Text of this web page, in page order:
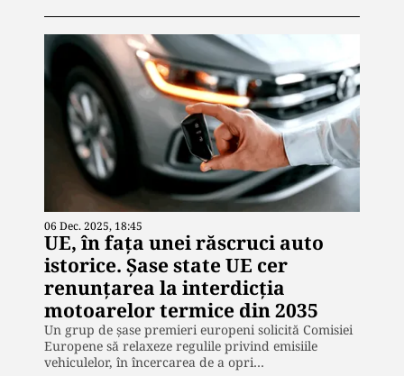
06 Dec. 2025, 18:45
UE, în fața unei răscruci auto
istorice. Șase state UE cer
renunțarea la interdicția
motoarelor termice din 2035
Un grup de șase premieri europeni solicită Comisiei
Europene să relaxeze regulile privind emisiile
vehiculelor, în încercarea de a opri…